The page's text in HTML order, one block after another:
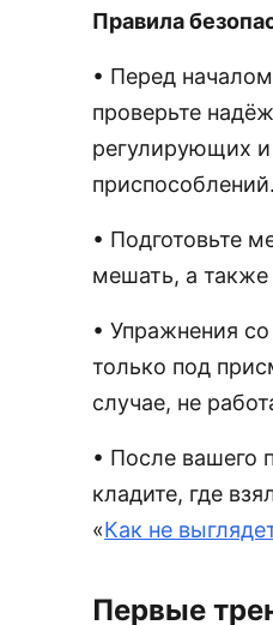
Правила
• Перед
проверьте
регулирующих
приспособлений.
• Подготовьте
мешать, а
• Упражнения
только под
случае, не
• После вашего
кладите, где
«Как не
Первые